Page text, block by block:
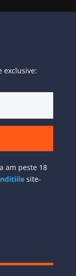
exclusive:
am peste 18
site-